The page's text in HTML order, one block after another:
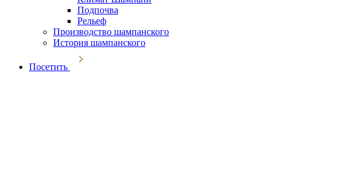
Подпочва
Рельеф
Производство шампанского
История шампанского
Посетить